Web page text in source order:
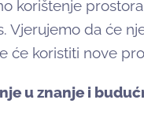
korištenje
Vjerujemo da će
će koristiti nove
u znanje i